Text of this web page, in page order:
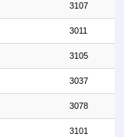
3107
3011
3105
3037
3078
3101